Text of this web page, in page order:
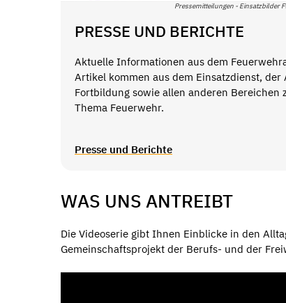
Pressemitteilungen - Einsatzbilder
PRESSE UND BERICHTE
Aktuelle Informationen aus dem
Artikel kommen aus dem Einsatzdienst, der
Fortbildung sowie allen anderen Bereichen
Thema Feuerwehr.
Presse und Berichte
WAS UNS ANTREIBT
Die Videoserie gibt Ihnen Einblicke in den
Gemeinschaftsprojekt der Berufs- und der